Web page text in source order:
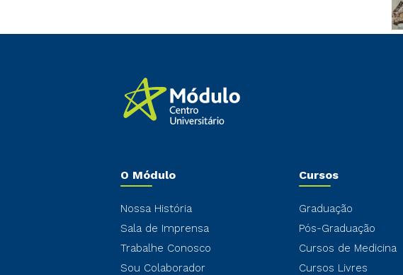
O Módulo
Nossa História
Sala de Imprensa
Trabalhe Conosco
Sou Colaborador
Cursos
Graduação
Pós-Graduação
Cursos de Medicina
Cursos Livres